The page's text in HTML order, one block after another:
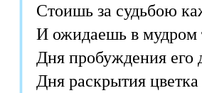
Стоишь за судьбою
И ожидаешь в мудром
Дня пробуждения его
Дня раскрытия цветка